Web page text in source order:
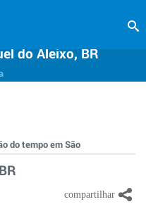
do Aleixo, BR
do tempo em São